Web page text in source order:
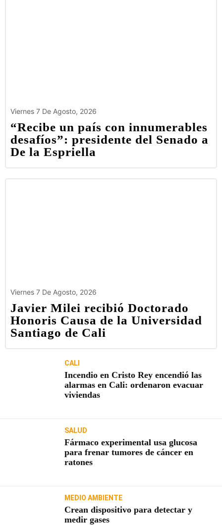
Viernes 7 De Agosto, 2026
“Recibe un país con innumerables
desafíos”: presidente del Senado a
De la Espriella
Viernes 7 De Agosto, 2026
Javier Milei recibió Doctorado
Honoris Causa de la Universidad
Santiago de Cali
CALI
Incendio en Cristo Rey encendió las
alarmas en Cali: ordenaron evacuar
viviendas
SALUD
Fármaco experimental usa glucosa
para frenar tumores de cáncer en
ratones
MEDIO AMBIENTE
Crean dispositivo para detectar y
medir gases